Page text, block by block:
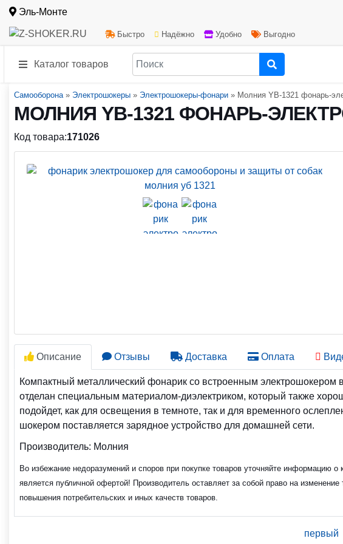
Эль-Монте
Быстро Надёжно Удобно Выгодно
Каталог товаров
Самооборона » Электрошокеры » Электрошокеры-фонари » Молния YB-1321 фонарь-
МОЛНИЯ YB-1321 ФОНАРЬ-
Код товара:171026
Описание Отзывы Доставка Оплата
Компактный металлический фонарик со встроенным электрошокером
отделан специальным материалом-диэлектриком, который также
подойдет, как для освещения в темноте, так и для временного
шокером поставляется зарядное устройство для домашней сети.
Производитель: Молния
Во избежание недоразумений и споров при покупке товаров уточняйте информацию
является публичной офертой! Производитель оставляет за собой право на
повышения потребительских и иных качеств товаров.
первый